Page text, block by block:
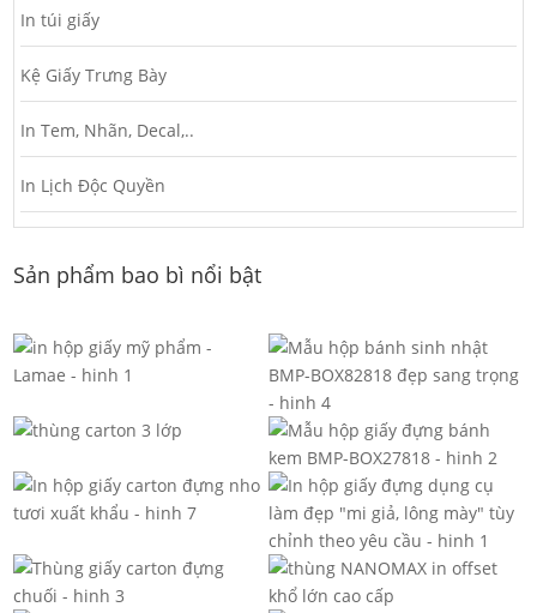
In túi giấy
Kệ Giấy Trưng Bày
In Tem, Nhãn, Decal,..
In Lịch Độc Quyền
Sản phẩm bao bì nổi bật